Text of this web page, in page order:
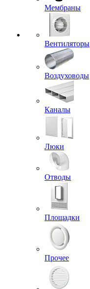
Мембраны
Вентиляторы
Воздуховоды
Каналы
Люки
Отводы
Площадки
Прочее